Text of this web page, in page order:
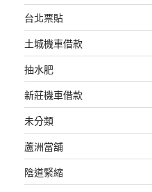
台北票貼
土城機車借款
抽水肥
新莊機車借款
未分類
蘆洲當舖
陰道緊縮